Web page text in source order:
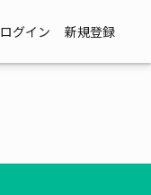
ログイン 新規登録